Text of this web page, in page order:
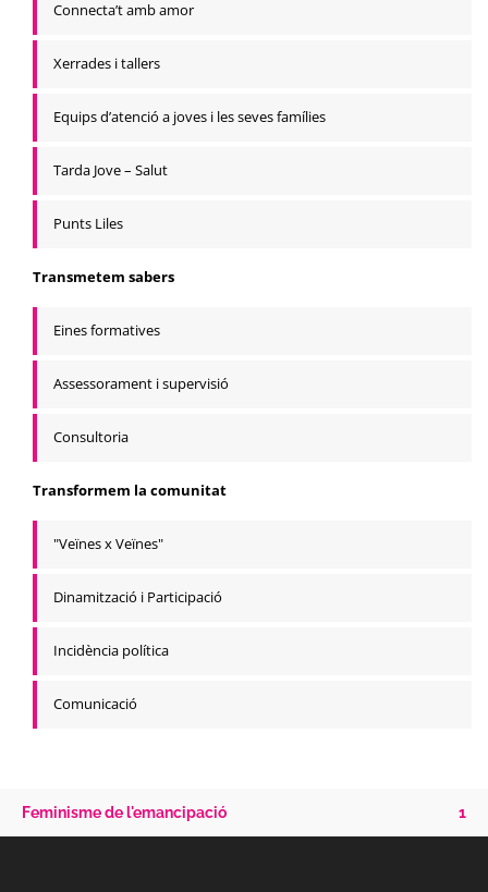
Connecta’t amb amor
Xerrades i tallers
Equips d’atenció a joves i les seves famílies
Tarda Jove – Salut
Punts Liles
Transmetem sabers
Eines formatives
Assessorament i supervisió
Consultoria
Transformem la comunitat
"Veïnes x Veïnes"
Dinamització i Participació
Incidència política
Comunicació
Feminisme de l'emancipació 1